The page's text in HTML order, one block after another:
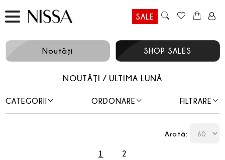
SALE
Noutăţi SHOP SALES
NOUTĂŢI / ULTIMA LUNĂ
CATEGORII ORDONARE FILTRARE
Arată:
1 2